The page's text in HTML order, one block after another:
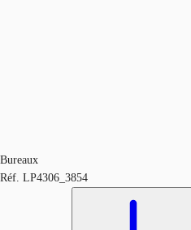
Bureaux
Réf. LP4306_3854